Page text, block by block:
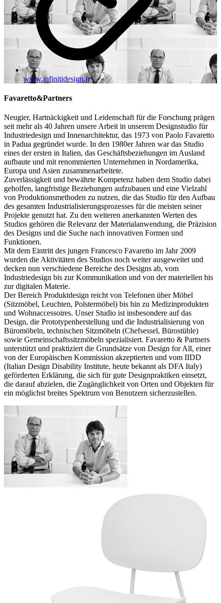
www.infinitidesign.it
Favaretto&Partners
Neugier, Hartnäckigkeit und Leidenschaft für die Forschung prägen
seit mehr als 40 Jahren unsere Arbeit in unserem Designstudio für
Industriedesign und Innenarchitektur, das 1973 von Paolo Favaretto
in Padua gegründet wurde. In den 1980er Jahren war das Studio
eines der ersten in Italien, das Geschäftsbeziehungen im Ausland
aufbaute und mit renommierten Unternehmen in Nordamerika,
Europa und Asien zusammenarbeitete.
Zuverlässigkeit und bewährte Kompetenz haben dem Studio dabei
geholfen, langfristige Beziehungen aufzubauen und eine Vielzahl
von Produktionsmethoden zu nutzen, die das Studio für den Aufbau
des gesamten Industrialisierungsprozesses für die meisten seiner
Projekte genutzt hat. Zu den weiteren anerkannten Werten des
Studios gehören die Relevanz der Materialanwendung, die Präzision
des Designs und die Suche nach innovativen Formen und
Funktionen.
Mit dem Eintritt des jungen Francesco Favaretto im Jahr 2009
wurden die Aktivitäten des Studios noch weiter ausgeweitet und
decken nun verschiedene Bereiche des Designs ab, vom
Industriedesign bis zur Kommunikation und von der materiellen bis
zur digitalen Materie.
Der Bereich Produktdesign reicht von Telefonen über Möbel
(Sitzmöbel, Leuchten, Polstermöbel) bis hin zu Medizinprodukten
und Wohnaccessoires. Unser Studio ist insbesondere auf das
Design, die Prototypenherstellung und die Industrialisierung von
Büromöbeln, technischen Sitzmöbeln (Chefsessel, Bürostühle)
sowie Gemeinschaftssitzmöbeln spezialisiert. Favaretto & Partners
unterstützt und praktiziert die Grundsätze von Design for All, einer
von der Europäischen Kommission akzeptierten und vom IIDD
(Italian Design Disability Institute, heute bekannt als DFA Italy)
geförderten Erklärung, die sich für gute Designpraktiken einsetzt,
die darauf abzielen, die Zugänglichkeit von Orten und Objekten für
ein möglichst breites Spektrum von Benutzern sicherzustellen.